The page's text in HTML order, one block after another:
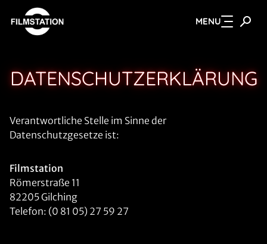
Zum Hauptinhalt springen MENU
DATENSCHUTZERKLÄRUNG
Verantwortliche Stelle im Sinne der
Datenschutzgesetze ist:
Filmstation
Römerstraße 11
82205 Gilching
Telefon: (0 81 05) 27 59 27